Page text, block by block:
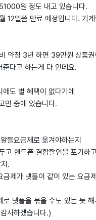
원 정도 내고 있습니다.
12일쯤 만료 예정입니다. 기계
약정 3년 하면 39만원 상품권
다고 하는게 다 인데요.
도 별 혜택이 없다기에
민 중에 있습니다.
뜰요금제로 옮겨야하는지
고 핸드폰 결합할인을 포기하고
.
제가 넷플이 같이 있는 요금
넷플을 묶을 수도 있는 듯 해
사하겠습니다.)